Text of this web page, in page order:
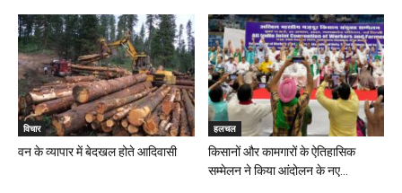
विचार
वन के व्यापार में बेदखल होते आदिवासी
हलचल
किसानों और कामगारों के ऐतिहासिक
सम्मेलन ने किया आंदोलन के नए...